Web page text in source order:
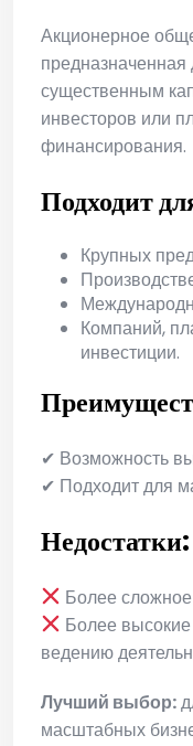
Акционерное
существенным
инвесторов или
финансирования.
Подходит
Крупных
Компаний,
инвестиции.
✔ Возможность
✔ Подходит для
Недостатки:
Более
Более
ведению
Лучший выбор:
масштабных